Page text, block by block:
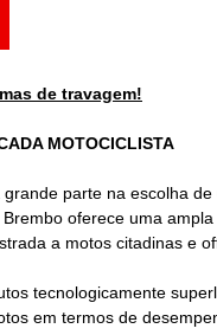
de travagem!
MOTOCICLISTA
parte na escolha
oferece uma
a motos citadinas e
tecnologicamente
em termos de